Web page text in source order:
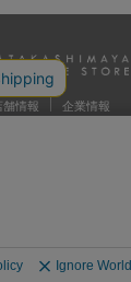
舗情報 企業情報
に基づく表示
ついて
ウェブア
Ltd. All Rights